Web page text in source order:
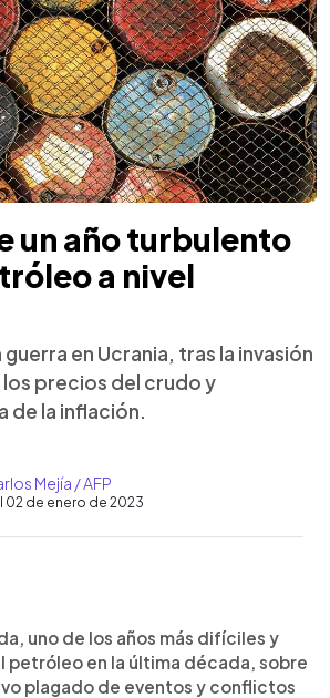
un año turbulento
a nivel
en Ucrania, tras la invasión
precios del crudo y
de la inflación.
Mejía / AFP
02 de enero de 2023
artículo
uno de los años más difíciles y
petróleo en la última década, sobre
plagado de eventos y conflictos